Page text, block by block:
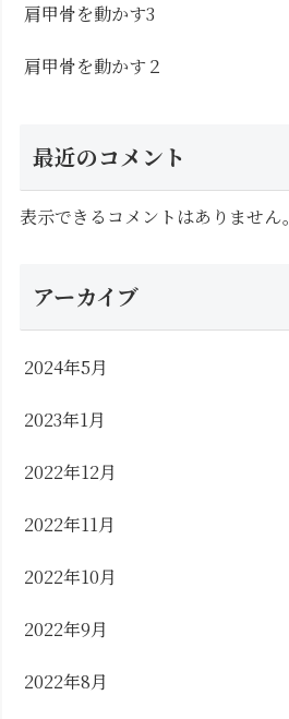
肩甲骨を動かす3
肩甲骨を動かす２
最近のコメント
表示できるコメントはありません。
アーカイブ
2024年5月
2023年1月
2022年12月
2022年11月
2022年10月
2022年9月
2022年8月